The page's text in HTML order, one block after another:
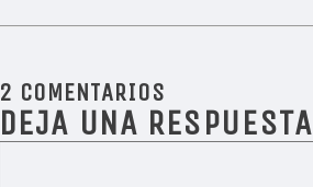
2 COMENTARIOS
DEJA UNA RESPUESTA